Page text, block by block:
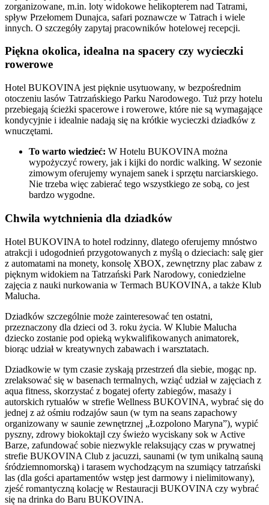
zorganizowane, m.in. loty widokowe helikopterem nad Tatrami,
spływ Przełomem Dunajca, safari poznawcze w Tatrach i wiele
innych. O szczegóły zapytaj pracowników hotelowej recepcji.
Piękna okolica, idealna na spacery czy wycieczki
rowerowe
Hotel BUKOVINA jest pięknie usytuowany, w bezpośrednim
otoczeniu lasów Tatrzańskiego Parku Narodowego. Tuż przy hotelu
przebiegają ścieżki spacerowe i rowerowe, które nie są wymagające
kondycyjnie i idealnie nadają się na krótkie wycieczki dziadków z
wnuczętami.
To warto wiedzieć: W Hotelu BUKOVINA można
wypożyczyć rowery, jak i kijki do nordic walking. W sezonie
zimowym oferujemy wynajem sanek i sprzętu narciarskiego.
Nie trzeba więc zabierać tego wszystkiego ze sobą, co jest
bardzo wygodne.
Chwila wytchnienia dla dziadków
Hotel BUKOVINA to hotel rodzinny, dlatego oferujemy mnóstwo
atrakcji i udogodnień przygotowanych z myślą o dzieciach: salę gier
z automatami na monety, konsolę XBOX, zewnętrzny plac zabaw z
pięknym widokiem na Tatrzański Park Narodowy, coniedzielne
zajęcia z nauki nurkowania w Termach BUKOVINA, a także Klub
Malucha.
Dziadków szczególnie może zainteresować ten ostatni,
przeznaczony dla dzieci od 3. roku życia. W Klubie Malucha
dziecko zostanie pod opieką wykwalifikowanych animatorek,
biorąc udział w kreatywnych zabawach i warsztatach.
Dziadkowie w tym czasie zyskają przestrzeń dla siebie, mogąc np.
zrelaksować się w basenach termalnych, wziąć udział w zajęciach z
aqua fitness, skorzystać z bogatej oferty zabiegów, masaży i
autorskich rytuałów w strefie Wellness BUKOVINA, wybrać się do
jednej z aż ośmiu rodzajów saun (w tym na seans zapachowy
organizowany w saunie zewnętrznej „Łozpolono Maryna”), wypić
pyszny, zdrowy biokoktajl czy świeżo wyciskany sok w Active
Barze, zafundować sobie niezwykle relaksujący czas w prywatnej
strefie BUKOVINA Club z jacuzzi, saunami (w tym unikalną sauną
śródziemnomorską) i tarasem wychodzącym na szumiący tatrzański
las (dla gości apartamentów wstęp jest darmowy i nielimitowany),
zjeść romantyczną kolację w Restauracji BUKOVINA czy wybrać
się na drinka do Baru BUKOVINA.